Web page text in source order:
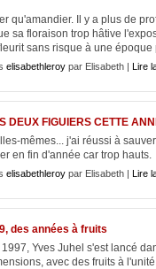
qu'amandier. Il y a plus de
sa floraison trop hâtive
sans risque à une époque
elisabethleroy par Elisabeth | Lire
DEUX FIGUIERS CETTE
mêmes... j'ai réussi à
élaguer en fin
elisabethleroy par Elisabeth | Lire
des années à fruits
Yves Juhel s'est lancé
avec des fruits à